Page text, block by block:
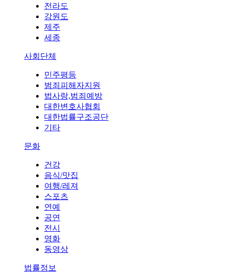
전라도
강원도
제주
세종
사회단체
민주평등
범죄피해자지원
법사랑,범죄예방
대한변호사협회
대한법률구조공단
기타
문화
건강
음식/맛집
여행/레져
스포츠
연예
공연
전시
영화
동영상
법률정보